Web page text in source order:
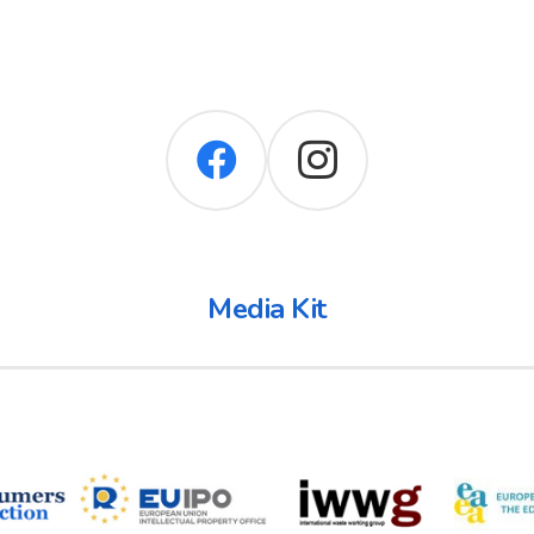
Media Kit